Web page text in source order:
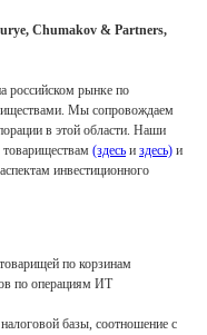
Chumakov & Partners,
российском рынке по
Мы сопровождаем
в этой области. Наши
(здесь и здесь) и
инвестиционного
по корзинам
по операциям ИТ
базы, соотношение с